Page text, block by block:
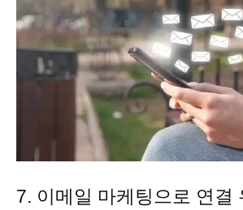
7. 이메일 마케팅으로 연결